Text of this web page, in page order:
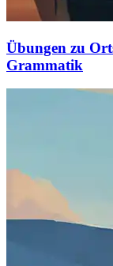
Übungen zu
Grammatik